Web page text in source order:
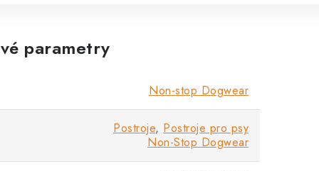
parametry
Non-stop Dogwear
Postroje, Postroje pro psy
Non-Stop Dogwear